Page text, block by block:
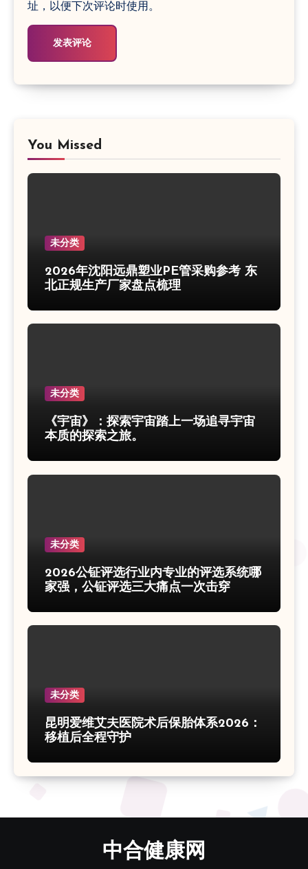
址，以便下次评论时使用。
You Missed
未分类
2026年沈阳远鼎塑业PE管采购参考 东
北正规生产厂家盘点梳理
未分类
《宇宙》：探索宇宙踏上一场追寻宇宙
本质的探索之旅。
未分类
2026公钲评选行业内专业的评选系统哪
家强，公钲评选三大痛点一次击穿
未分类
昆明爱维艾夫医院术后保胎体系2026：
移植后全程守护
中合健康网